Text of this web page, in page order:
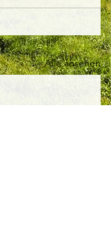
Alle ansehen